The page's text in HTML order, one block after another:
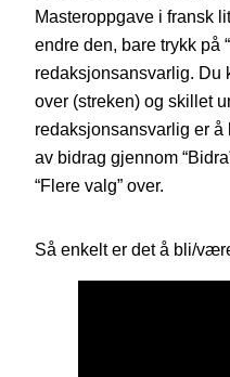
Masteroppgave i fransk
endre den, bare trykk på
redaksjonsansvarlig. Du
over (streken) og skillet
redaksjonsansvarlig er
av bidrag gjennom
“Flere valg” over.
Så enkelt er det å bli/